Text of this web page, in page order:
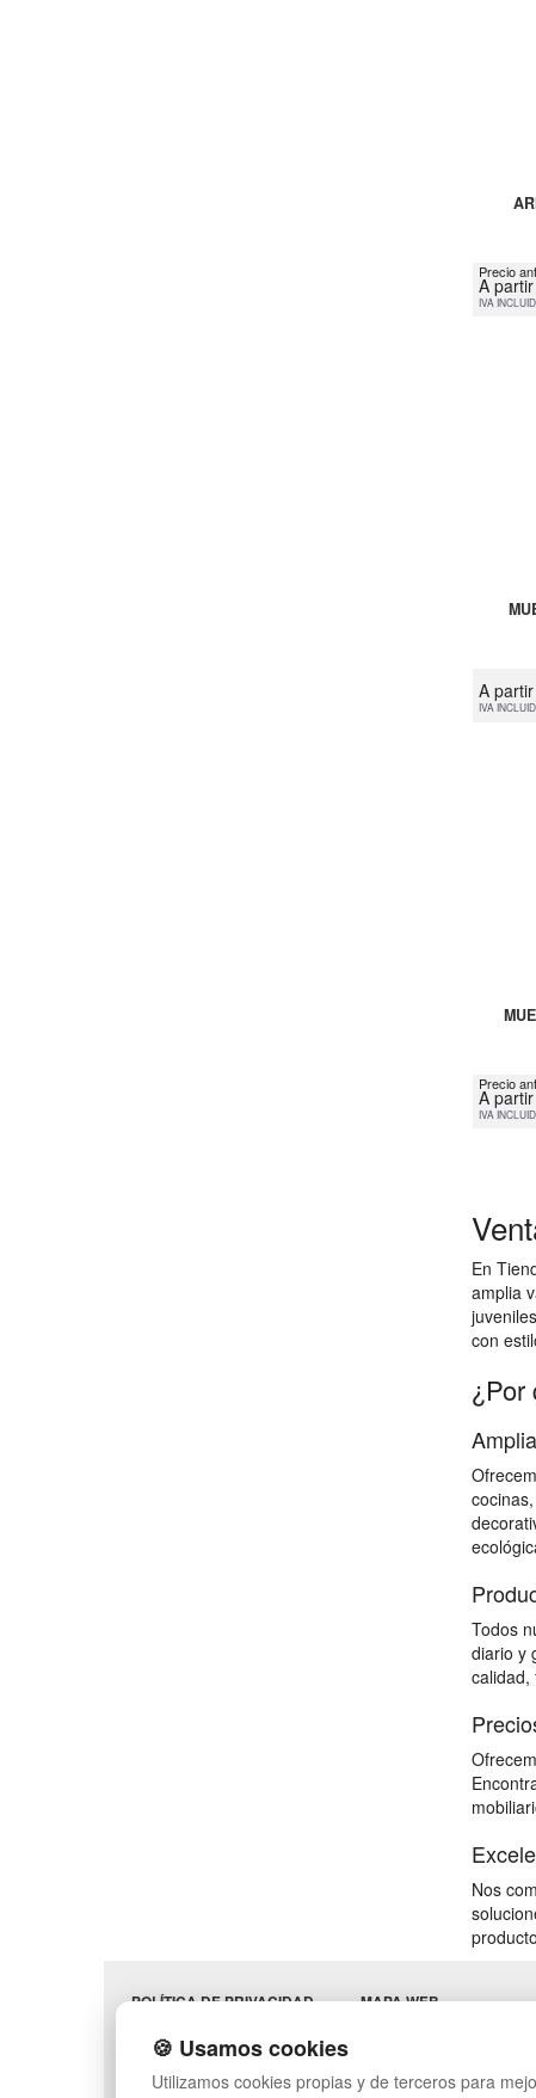
Precio
A
IVA
A
IVA
Precio
A
IVA
En
amplia
con
¿Por
Todos
diario y
calidad,
Nos
POLÍTICA DE PRIVACIDAD
CAMBIOS Y
DEVOLUCIONES
MAPA WEB
🍪 Usamos cookies
Utilizamos cookies propias y de terceros para